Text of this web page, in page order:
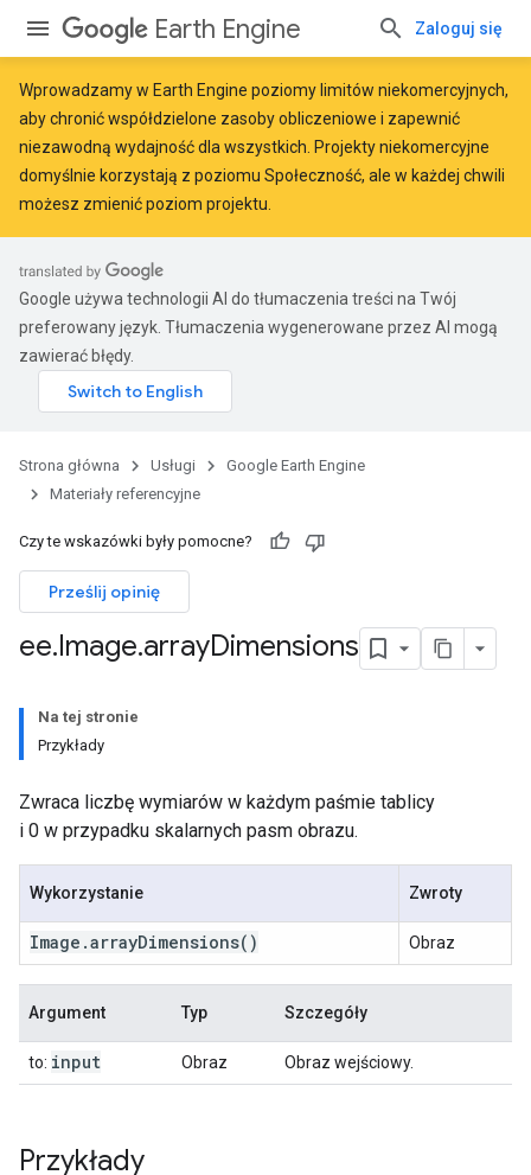
Earth Engine Zaloguj się
Wprowadzamy w Earth Engine poziomy limitów niekomercyjnych,
aby chronić współdzielone zasoby obliczeniowe i zapewnić
niezawodną wydajność dla wszystkich. Projekty niekomercyjne
domyślnie korzystają z poziomu Społeczność, ale w każdej chwili
możesz zmienić poziom projektu.
Google używa technologii AI do tłumaczenia treści na Twój
preferowany język. Tłumaczenia wygenerowane przez AI mogą
zawierać błędy.
Strona główna Usługi
Google Earth Engine
Materiały referencyjne
Czy te wskazówki były pomocne?
Prześlij opinię
ee.Image.arrayDimensions
Na tej stronie
Przykłady
Zwraca liczbę wymiarów w każdym paśmie tablicy
i 0 w przypadku skalarnych pasm obrazu.
Wykorzystanie Zwroty
Image .arrayDimensions() Obraz
Argument Typ Szczegóły
to: input Obraz Obraz wejściowy.
Przykłady